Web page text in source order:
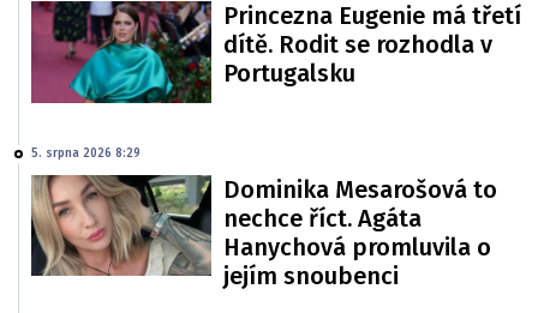
Princezna Eugenie má třetí
dítě. Rodit se rozhodla v
Portugalsku
5. srpna 2026 8:29
Dominika Mesarošová to
nechce říct. Agáta
Hanychová promluvila o
jejím snoubenci